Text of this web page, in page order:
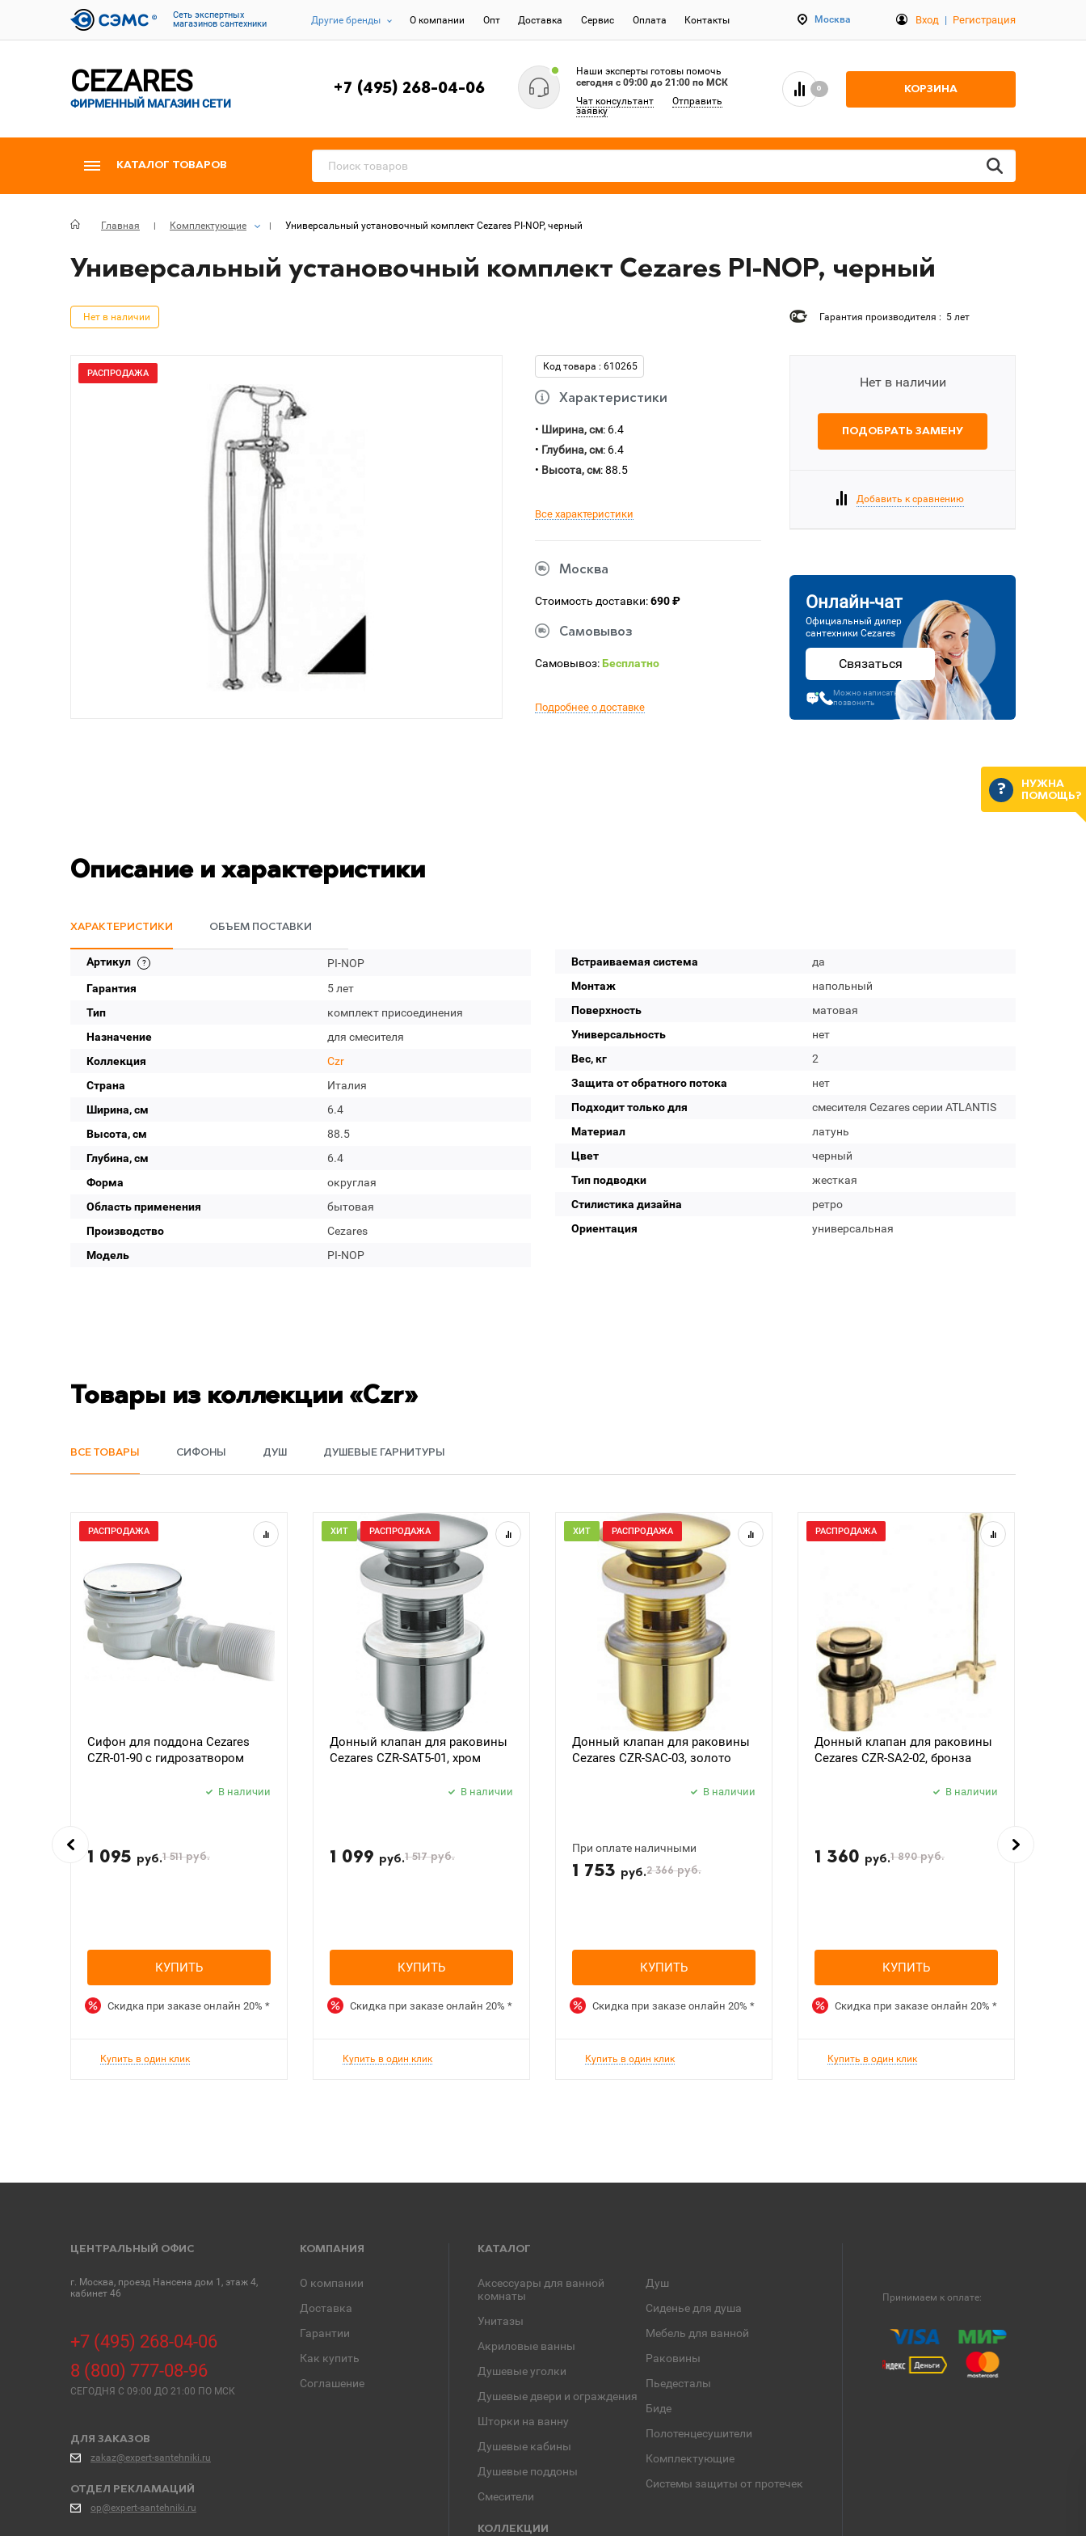
Cеть экспертных
магазинов сантехники
Другие бренды О компании Опт Доставка Сервис Оплата Контакты Москва Вход | Регистрация
CEZARES
ФИРМЕННЫЙ МАГАЗИН СЕТИ
+7 (495) 268-04-06
Наши эксперты готовы помочь
сегодня c 09:00 до 21:00 по МСК
Чат консультант
Отправить
заявку
0 КОРЗИНА
КАТАЛОГ ТОВАРОВ
Главная Комплектующие Универсальный установочный комплект Cezares PI-NOP, черный
Универсальный установочный комплект Cezares PI-NOP, черный
Нет в наличии Гарантия производителя : 5 лет
РАСПРОДАЖА
Код товара : 610265
Характеристики
• Ширина, см: 6.4
• Глубина, см: 6.4
• Высота, см: 88.5
Все характеристики
Москва
Стоимость доставки:690 ₽
Самовывоз
Самовывоз:Бесплатно
Подробнее о доставке
Нет в наличии
ПОДОБРАТЬ ЗАМЕНУ
Добавить к сравнению
Онлайн-чат
Официальный дилер
сантехники Cezares
Связаться
Можно написать или
позвонить
Описание и характеристики
ХАРАКТЕРИСТИКИ ОБЪЕМ ПОСТАВКИ
Артикул
PI-NOP
Гарантия
5 лет
Тип
комплект присоединения
Назначение
для смесителя
Коллекция
Czr
Страна
Италия
Ширина, см
6.4
Высота, см
88.5
Глубина, см
6.4
Форма
округлая
Область применения
бытовая
Производство
Cezares
Модель
PI-NOP
Встраиваемая система
да
Монтаж
напольный
Поверхность
матовая
Универсальность
нет
Вес, кг
2
Защита от обратного потока
нет
Подходит только для
смесителя Cezares серии ATLANTIS
Материал
латунь
Цвет
черный
Тип подводки
жесткая
Стилистика дизайна
ретро
Ориентация
универсальная
Товары из коллекции «Czr»
ВСЕ ТОВАРЫ СИФОНЫ ДУШ ДУШЕВЫЕ ГАРНИТУРЫ
РАСПРОДАЖА
Сифон для поддона Cezares
CZR-01-90 с гидрозатвором
В наличии
1 095 руб.1 511руб.
КУПИТЬ
Скидка при заказе онлайн 20% *
Купить в один клик
ХИТ РАСПРОДАЖА
Донный клапан для раковины
Cezares CZR-SAT5-01, хром
В наличии
1 099 руб.1 517руб.
КУПИТЬ
Скидка при заказе онлайн 20% *
Купить в один клик
ХИТ РАСПРОДАЖА
Донный клапан для раковины
Cezares CZR-SAC-03, золото
В наличии
При оплате наличными
1 753 руб.2 366руб.
КУПИТЬ
Скидка при заказе онлайн 20% *
Купить в один клик
РАСПРОДАЖА
Донный клапан для раковины
Cezares CZR-SA2-02, бронза
В наличии
1 360 руб.1 890руб.
КУПИТЬ
Скидка при заказе онлайн 20% *
Купить в один клик
ЦЕНТРАЛЬНЫЙ ОФИС
г. Москва, проезд Нансена дом 1, этаж 4,
кабинет 46
+7 (495) 268-04-06
8 (800) 777-08-96
СЕГОДНЯ C 09:00 ДО 21:00 ПО МСК
ДЛЯ ЗАКАЗОВ
zakaz@expert-santehniki.ru
ОТДЕЛ РЕКЛАМАЦИЙ
op@expert-santehniki.ru
КОМПАНИЯ
О компании
Доставка
Гарантии
Как купить
Соглашение
КАТАЛОГ
Аксессуары для ванной
комнаты
Унитазы
Акриловые ванны
Душевые уголки
Душевые двери и ограждения
Шторки на ванну
Душевые кабины
Душевые поддоны
Смесители
Душ
Сиденье для душа
Мебель для ванной
Раковины
Пьедесталы
Биде
Полотенцесушители
Комплектующие
Системы защиты от протечек
КОЛЛЕКЦИИ
Принимаем к оплате:
НУЖНА
ПОМОЩЬ?